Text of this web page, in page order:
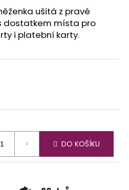
ušitá z pravé
dostatkem místa pro
i platební karty.
DO KOŠÍKU